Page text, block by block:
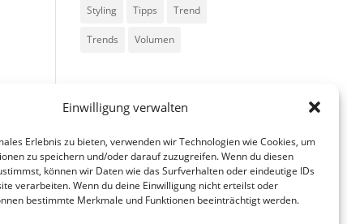
Einwilligung verwalten
Erlebnis zu bieten, verwenden wir Technologien wie Cookies, um
zu speichern und/oder darauf zuzugreifen. Wenn du diesen
können wir Daten wie das Surfverhalten oder eindeutige IDs
verarbeiten. Wenn du deine Einwilligung nicht erteilst oder
bestimmte Merkmale und Funktionen beeinträchtigt werden.
Styling Tipps Trend
Trends Volumen